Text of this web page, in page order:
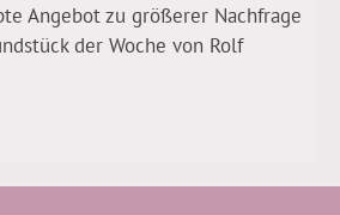
Angebot zu größerer Nachfrage
der Woche von Rolf